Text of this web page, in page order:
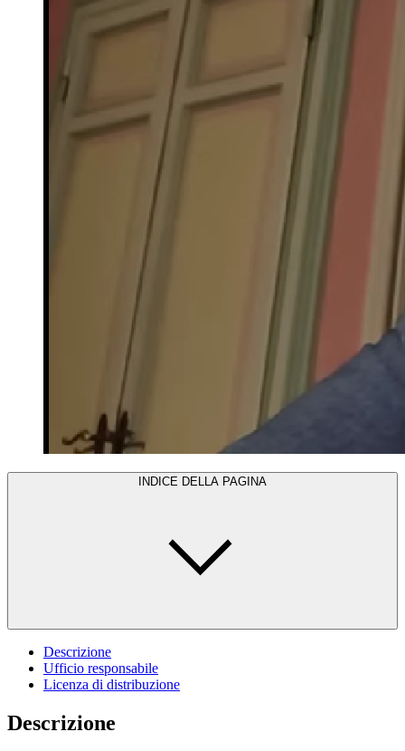
INDICE DELLA PAGINA
Descrizione
Ufficio responsabile
Licenza di distribuzione
Descrizione